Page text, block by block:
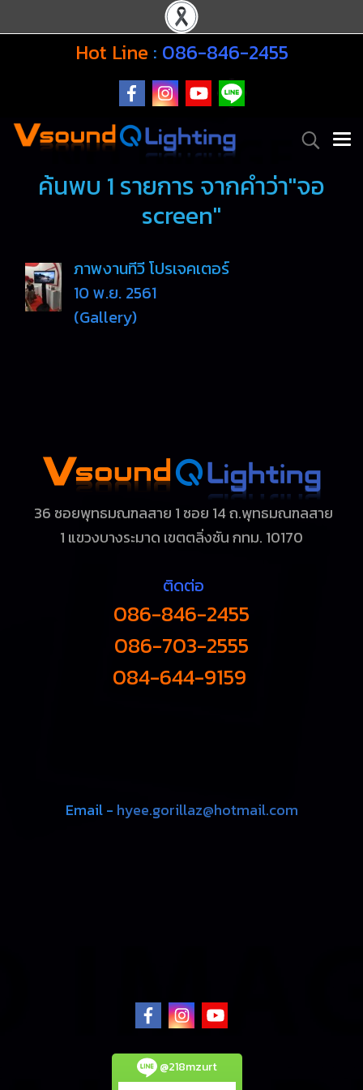
Hot Line : 086-846-2455
ค้นพบ 1 รายการ จากคำว่า"จอ
screen"
ภาพงานทีวี โปรเจคเตอร์
10 พ.ย. 2561
(Gallery)
36 ซอยพุทธมณฑลสาย 1 ซอย 14 ถ.พุทธมณฑลสาย
1 แขวงบางระมาด เขตตลิ่งชัน กทม. 10170
ติดต่อ
086-846-2455
086-703-2555
084-644-9159
Email - hyee.gorillaz@hotmail.com
@218mzurt